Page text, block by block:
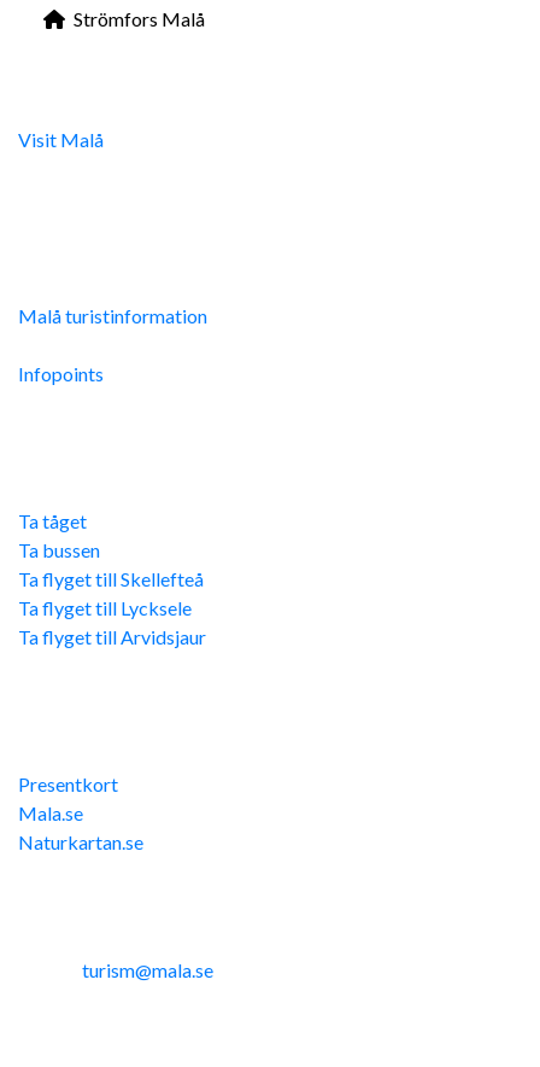
Strömfors Malå
Visit Malå
Malå turistinformation
Infopoints
Ta tåget
Ta bussen
Ta flyget till Skellefteå
Ta flyget till Lycksele
Ta flyget till Arvidsjaur
Presentkort
Mala.se
Naturkartan.se
turism@mala.se